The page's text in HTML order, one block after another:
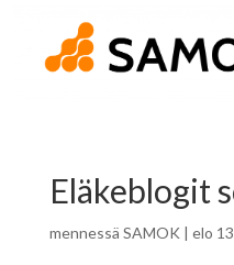
Eläkeblogit
mennessä SAMOK | elo